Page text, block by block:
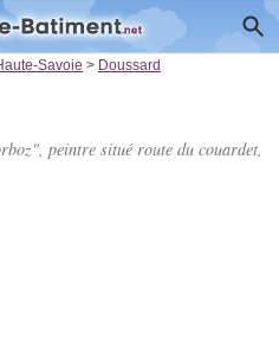
Savoie > Doussard
peintre situé route du couardet,